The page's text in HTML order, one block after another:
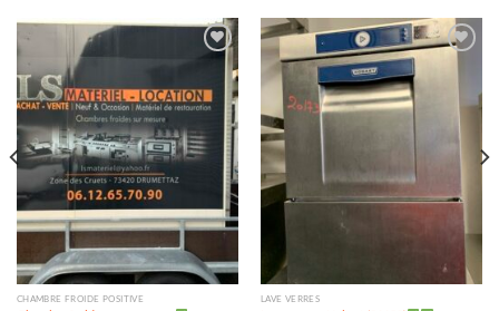
Ajouter
wishlist
CHAMBRE FROIDE POSITIVE LAVE VERRES